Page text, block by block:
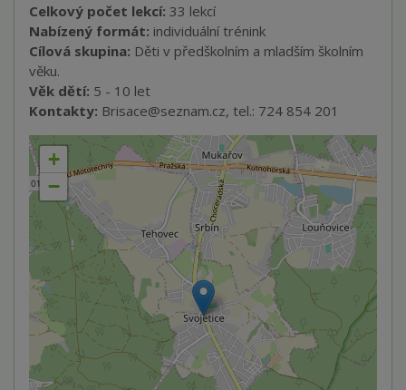
Celkový počet lekcí: 33 lekcí
Nabízený formát: individuální trénink
Cílová skupina: Děti v předškolním a mladším školním
věku.
Věk dětí: 5 - 10 let
Kontakty: Brisace@seznam.cz, tel.: 724 854 201
+
−